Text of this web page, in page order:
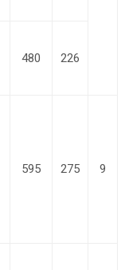
480 226
595 275
9